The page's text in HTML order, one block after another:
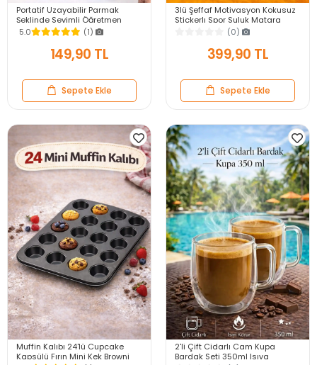
Portatif Uzayabilir Parmak
Şeklinde Sevimli Öğretmen
İşaret Tahta Çubuğu Teleskopik
Çubuk 20cm 67cm
5.0 (1)
149,90 TL
Sepete Ekle
3lü Şeffaf Motivasyon Kokusuz
Stickerlı Spor Suluk Matara
Pipetli Taşınabilir Su Şişesi Soft
(0)
399,90 TL
Sepete Ekle
Muffin Kalıbı 24'lü Cupcake
Kapsülü Fırın Mini Kek Browni
2'li Çift Cidarlı Cam Kupa
Bardak Seti 350ml Isıya